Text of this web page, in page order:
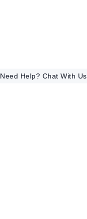
Need Help? Chat With Us